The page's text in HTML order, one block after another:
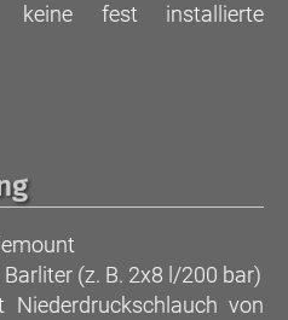
keine fest installierte
(z. B. 2x8 l/200 bar)
Niederdruckschlauch von